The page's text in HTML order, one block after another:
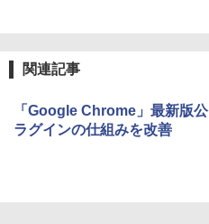
関連記事
「Google Chrome」最新版
ラグインの仕組みを改善